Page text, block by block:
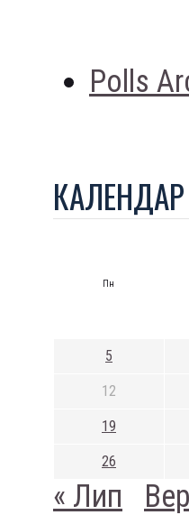
Polls
КАЛЕНДАР
Пн
5
12
19
26
« Лип